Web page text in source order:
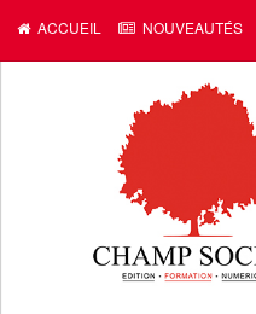
ACCUEIL NOUVEAUTÉS